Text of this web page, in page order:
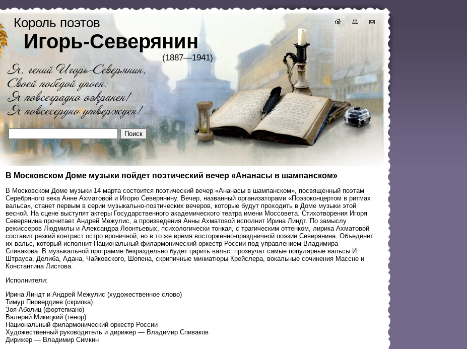
Король поэтов
Игорь-Северянин
(1887—1941)
В Московском Доме музыки пойдет поэтический вечер «Ананасы в шампанском»
В Московском Доме музыки 14 марта состоится поэтический вечер «Ананасы в шампанском», посвященный поэтам
Серебряного века Анне Ахматовой и Игорю Северянину. Вечер, названный организаторами «Поэзоконцертом в ритмах
вальса», станет первым в серии музыкально-поэтических вечеров, которые будут проходить в Доме музыки этой
весной. На сцене выступят актеры Государственного академического театра имени Моссовета. Стихотворения Игоря
Северянина прочитает Андрей Межулис, а произведения Анны Ахматовой исполнит Ирина Линдт. По замыслу
режиссеров Людмилы и Александра Леонтьевых, психологически тонкая, с трагическим оттенком, лирика Ахматовой
составит резкий контраст остро ироничной, но в то же время восторженно-праздничной поэзии Северянина. Объединит
их вальс, который исполнит Национальный филармонический оркестр России под управлением Владимира
Спивакова. В музыкальной программе безраздельно будет царить вальс: прозвучат самые популярные вальсы И.
Штрауса, Делиба, Адана, Чайковского, Шопена, скрипичные миниатюры Крейслера, вокальные сочинения Массне и
Константина Листова.
Исполнители:
Ирина Линдт и Андрей Межулис (художественное слово)
Тимур Пирвердиев (скрипка)
Зоя Аболиц (фортепиано)
Валерий Микицкий (тенор)
Национальный филармонический оркестр России
Художественный руководитель и дирижер — Владимир Спиваков
Дирижер — Владимир Симкин